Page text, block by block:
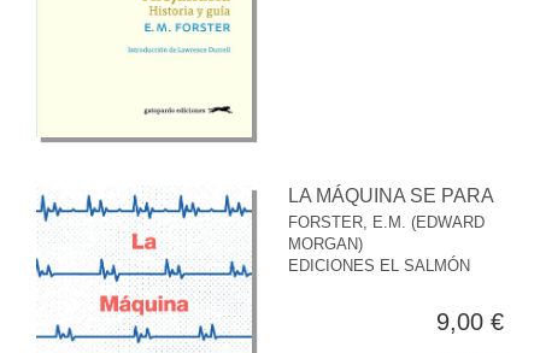
LA MÁQUINA SE PARA
FORSTER, E.M. (EDWARD
MORGAN)
EDICIONES EL SALMÓN
9,00 €